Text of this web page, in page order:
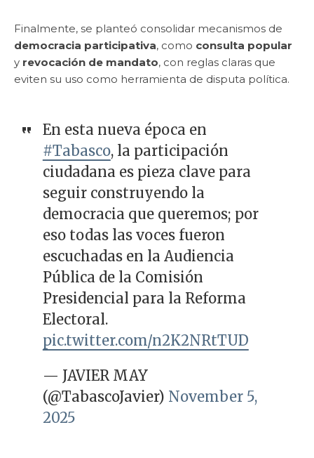
Finalmente, se planteó consolidar mecanismos de
democracia participativa, como consulta popular
y revocación de mandato, con reglas claras que
eviten su uso como herramienta de disputa política.
En esta nueva época en
#Tabasco, la participación
ciudadana es pieza clave para
seguir construyendo la
democracia que queremos; por
eso todas las voces fueron
escuchadas en la Audiencia
Pública de la Comisión
Presidencial para la Reforma
Electoral.
pic.twitter.com/n2K2NRtTUD
— JAVIER MAY
(@TabascoJavier) November 5,
2025